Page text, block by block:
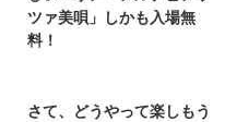
ツァ美唄」しかも入場無
料！
子供達の遊び場としても最高で
登別市 道 央
さて、どうやって楽しもう